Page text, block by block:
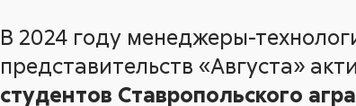
В 2024 году менеджеры-
представительств «Августа»
студентов Ставропольского